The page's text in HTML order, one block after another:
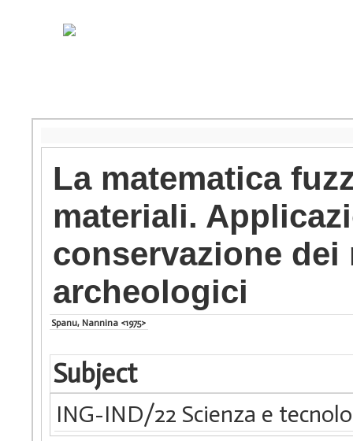
La matematica
materiali.
conservazione
archeologici
Spanu, Nannina <1975>
Subject
ING-IND/22 Scienza e